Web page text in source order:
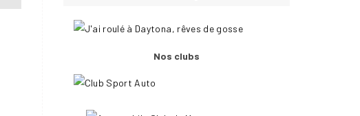
Nos clubs